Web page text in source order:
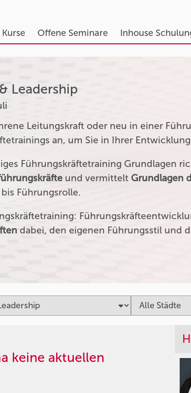
Offene Seminare Inhouse
Leadership
Leitungskraft oder neu in einer
an, um Sie in Ihrer
Führungskräftetraining Grundlagen
und vermittelt Grundlagen
Führungsrolle.
dabei, den eigenen Führungsstil und
keine aktuellen